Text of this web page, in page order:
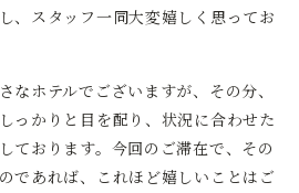
、スタッフ一同大変嬉しく思ってお
なホテルでございますが、その分、
っかりと目を配り、状況に合わせた
ております。今回のご滞在で、その
であれば、これほど嬉しいことはご